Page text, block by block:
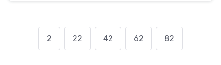
2 22 42 62 82